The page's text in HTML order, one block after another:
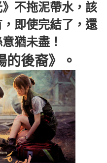
不拖泥帶水，該
即使完結了，還
猶未盡！
的後裔》。